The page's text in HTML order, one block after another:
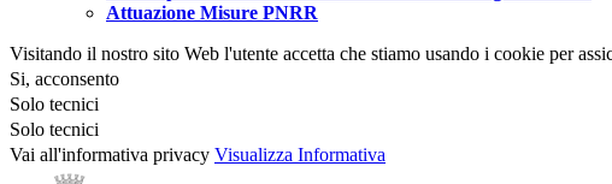
Attuazione Misure PNRR
Visitando il nostro sito Web l'utente accetta che stiamo usando i cookie per
Si, acconsento
Solo tecnici
Solo tecnici
Vai all'informativa privacy Visualizza Informativa